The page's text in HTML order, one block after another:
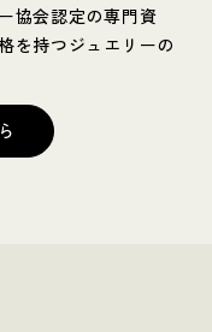
協会認定の専門資
を持つジュエリーの